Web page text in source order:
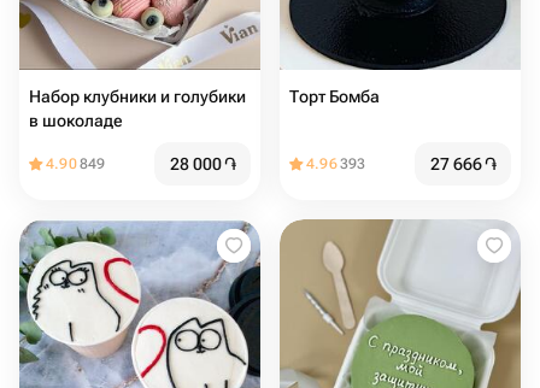
Набор клубники и голубики
в шоколаде
4.90849 28 000֏
Торт Бомба
4.96393 27 666֏